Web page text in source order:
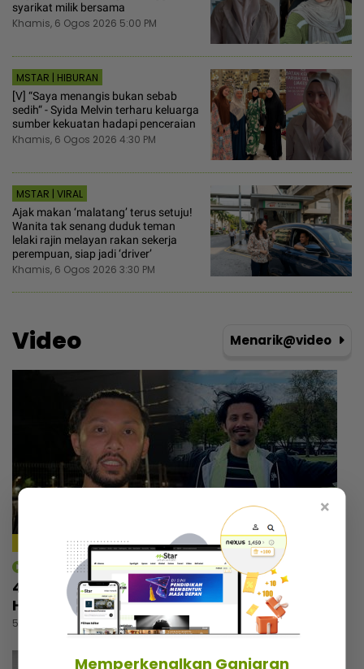
syarikat milik bersama
Khamis, 6 Ogos 2026 5:00 PM
MSTAR | HIBURAN
[V] “Saya menangis bukan sebab
sedih“ - Syida Melvin terharu keluarga
sumber kekuatan hadapi penceraian
Khamis, 6 Ogos 2026 4:30 PM
MSTAR | VIRAL
Ajak makan ‘malatang’ terus setuju!
Wanita tak senang duduk teman
lelaki rajin melayan rakan sekerja
perempuan, siap jadi ‘driver’
Khamis, 6 Ogos 2026 3:30 PM
Video Menarik@video
mStar | Hiburan
4 tahun pegang status duda, Luqman
Hafidz selesa tidak sunyi tanpa pasangan
5 jam lalu
×
Memperkenalkan Ganjaran